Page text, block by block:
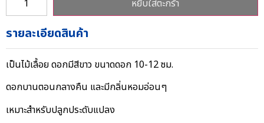
หยิบใส่ตะกร้า
รายละเอียดสินค้า
เป็นไม้เลื้อย ดอกมีสีขาว ขนาดดอก 10-12 ซม.
ดอกบานตอนกลางคืน และมีกลิ่นหอมอ่อนๆ
เหมาะสำหรับปลูกประดับแปลง